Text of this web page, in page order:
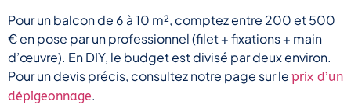
Pour un balcon de 6 à 10 m², comptez entre 200 et 500
€ en pose par un professionnel (filet + fixations + main
d’œuvre). En DIY, le budget est divisé par deux environ.
Pour un devis précis, consultez notre page sur le prix d’un
dépigeonnage.